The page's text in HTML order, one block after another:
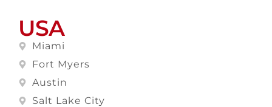
USA
Miami
Fort Myers
Austin
Salt Lake City